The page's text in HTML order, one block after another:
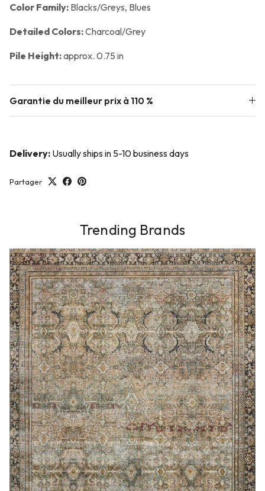
Color Family: Blacks/Greys, Blues
Detailed Colors:Charcoal/Grey
Pile Height:approx. 0.75 in
Garantie du meilleur prix à 110 %
Delivery: Usually ships in 5-10 business days
Partager
Trending Brands